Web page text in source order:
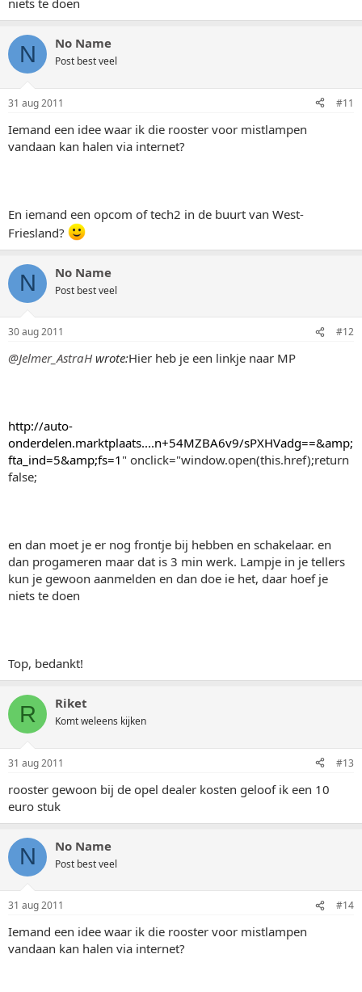
niets te doen
N No Name
Post best veel
31 aug 2011 #11
Iemand een idee waar ik die rooster voor mistlampen
vandaan kan halen via internet?
En iemand een opcom of tech2 in de buurt van West-
Friesland?
N No Name
Post best veel
30 aug 2011 #12
@Jelmer_AstraHwrote:Hier heb je een linkje naar MP
http://auto-
onderdelen.marktplaats....n+54MZBA6v9/sPXHVadg==&amp;
fta_ind=5&amp;fs=1 " onclick="window.open(this.href);return
false;
en dan moet je er nog frontje bij hebben en schakelaar. en
dan progameren maar dat is 3 min werk. Lampje in je tellers
kun je gewoon aanmelden en dan doe ie het, daar hoef je
niets te doen
Top, bedankt!
R Riket
Komt weleens kijken
31 aug 2011 #13
rooster gewoon bij de opel dealer kosten geloof ik een 10
euro stuk
N No Name
Post best veel
31 aug 2011 #14
Iemand een idee waar ik die rooster voor mistlampen
vandaan kan halen via internet?